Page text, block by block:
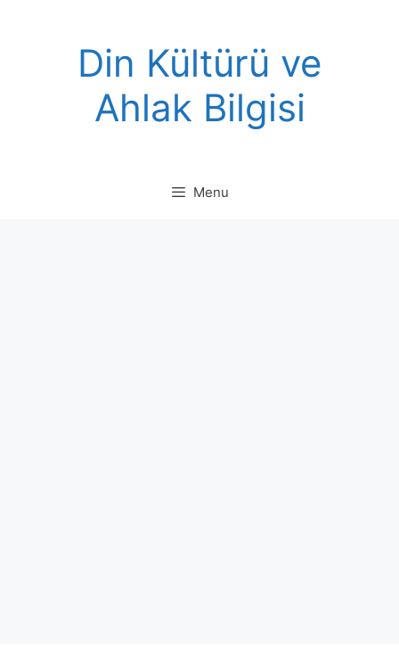
Din Kültürü ve
Ahlak Bilgisi
Menu